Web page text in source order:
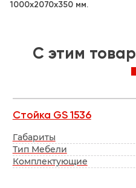
1000x2070x350 мм.
C этим
Стойка GS 1536
Габариты
Тип Мебели
Комплектующие